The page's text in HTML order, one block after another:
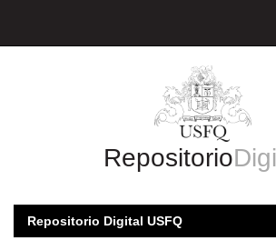
Repositorio
Repositorio Digital USFQ